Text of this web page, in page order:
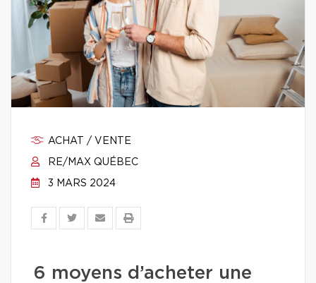
ACHAT / VENTE
RE/MAX QUÉBEC
3 MARS 2024
6 moyens d’acheter une